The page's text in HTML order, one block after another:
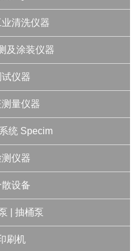
清洗仪器
及涂装仪器
试仪器
量仪器
统 Specim
仪器
设备
| 抽桶泵
刷机